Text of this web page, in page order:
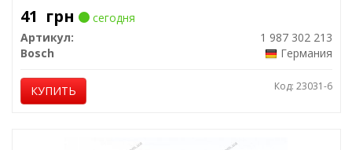
41 грн
сегодня
Артикул:
1 987 302 213
Bosch
Германия
КУПИТЬ Код: 23031-6